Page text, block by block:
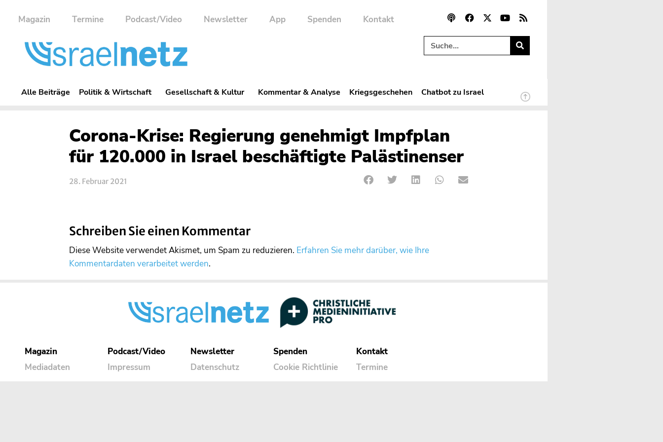
Magazin Termine Podcast/Video Newsletter App Spenden Kontakt
Alle Beiträge Politik & Wirtschaft Gesellschaft & Kultur Kommentar & Analyse Kriegsgeschehen Chatbot zu Israel
Corona-Krise: Regierung genehmigt Impfplan
für 120.000 in Israel beschäftigte Palästinenser
28. Februar 2021
Schreiben Sie einen Kommentar
Diese Website verwendet Akismet, um Spam zu reduzieren. Erfahren Sie mehr darüber, wie Ihre
Kommentardaten verarbeitet werden.
Magazin
Mediadaten
Podcast/Video
Impressum
Newsletter
Datenschutz
Spenden
Cookie Richtlinie
Kontakt
Termine